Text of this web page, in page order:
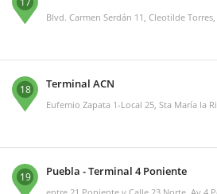
Blvd. Carmen Serdán 11, Cleotilde
18 Terminal ACN
Eufemio Zapata 1-Local 25, Sta María la
19 Puebla - Terminal 4 Poniente